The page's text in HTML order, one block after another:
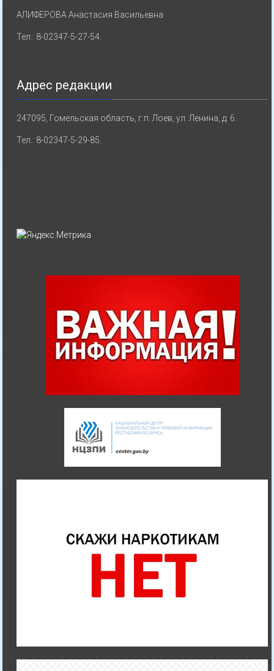
АЛИФЕРОВА Анастасия Васильевна
Тел.: 8-02347-5-27-54.
Адрес редакции
247095, Гомельская область, г.п. Лоев, ул. Ленина, д. 6.
Тел.: 8-02347-5-29-85.